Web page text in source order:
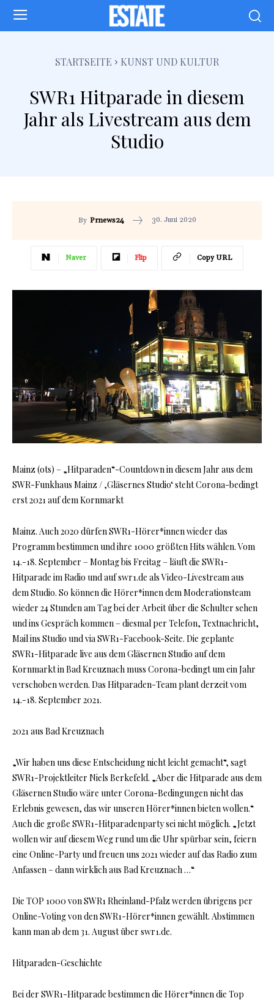
STARTSEITE KUNST UND KULTUR
SWR1 Hitparade in diesem
Jahr als Livestream aus dem
Studio
By Prnews24 30. Juni 2020
Naver Flip Copy URL
Mainz (ots) – „Hitparaden“-Countdown in diesem Jahr aus dem
SWR-Funkhaus Mainz / ‚Gläsernes Studio‘ steht Corona-bedingt
erst 2021 auf dem Kornmarkt
Mainz. Auch 2020 dürfen SWR1-Hörer*innen wieder das
Programm bestimmen und ihre 1000 größten Hits wählen. Vom
14.-18. September – Montag bis Freitag – läuft die SWR1-
Hitparade im Radio und auf swr1.de als Video-Livestream aus
dem Studio. So können die Hörer*innen dem Moderationsteam
wieder 24 Stunden am Tag bei der Arbeit über die Schulter sehen
und ins Gespräch kommen – diesmal per Telefon, Textnachricht,
Mail ins Studio und via SWR1-Facebook-Seite. Die geplante
SWR1-Hitparade live aus dem Gläsernen Studio auf dem
Kornmarkt in Bad Kreuznach muss Corona-bedingt um ein Jahr
verschoben werden. Das Hitparaden-Team plant derzeit vom
14.-18. September 2021.
2021 aus Bad Kreuznach
„Wir haben uns diese Entscheidung nicht leicht gemacht“, sagt
SWR1-Projektleiter Niels Berkefeld. „Aber die Hitparade aus dem
Gläsernen Studio wäre unter Corona-Bedingungen nicht das
Erlebnis gewesen, das wir unseren Hörer*innen bieten wollen.“
Auch die große SWR1-Hitparadenparty sei nicht möglich. „Jetzt
wollen wir auf diesem Weg rund um die Uhr spürbar sein, feiern
eine Online-Party und freuen uns 2021 wieder auf das Radio zum
Anfassen – dann wirklich aus Bad Kreuznach …“
Die TOP 1000 von SWR1 Rheinland-Pfalz werden übrigens per
Online-Voting von den SWR1-Hörer*innen gewählt. Abstimmen
kann man ab dem 31. August über swr1.de.
Hitparaden-Geschichte
Bei der SWR1-Hitparade bestimmen die Hörer*innen die Top